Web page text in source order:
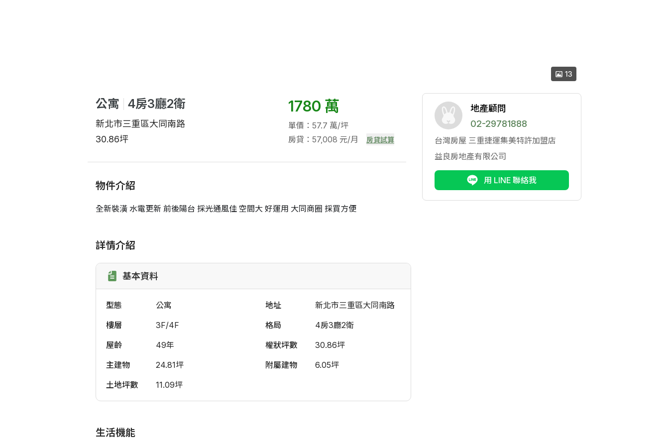
13
公寓 4房3廳2衛
新北市三重區大同南路
30.86坪
1780 萬
單價：57.7 萬/坪
房貸：57,008 元/月
房貸試算
物件介紹
全新裝潢 水電更新 前後陽台 採光通風佳 空間大 好運用 大同商圈 採買方便
詳情介紹
基本資料
型態 公寓 地址
新北市三重區大同南路
樓層
3F/4F 格局
4房3廳2衛
屋齡
49年 權狀坪數
30.86坪
主建物
24.81坪 附屬建物
6.05坪
土地坪數
11.09坪
地產顧問
02-29781888
台灣房屋 三重捷運集美特許加盟店
益良房地產有限公司
用 LINE 聯絡我
生活機能